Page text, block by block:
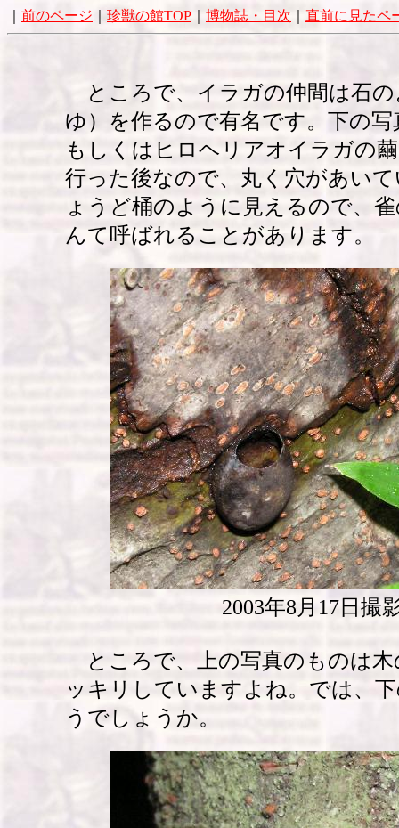
前のページ 珍獣の館TOP 博物誌・目次 直前に見たペ
ところで、イラガの仲間は石の
ゆ）を作るので有名です。下の
もしくはヒロヘリアオイラガの
行った後なので、丸く穴があい
ょうど桶のように見えるので、
んて呼ばれることがあります。
2003年8月17日
ところで、上の写真のものは木
ッキリしていますよね。では、
うでしょうか。